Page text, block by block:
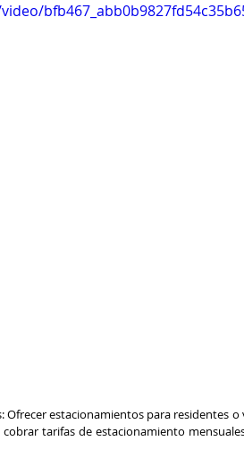
Ofrecer estacionamientos para residentes
tarifas de estacionamiento